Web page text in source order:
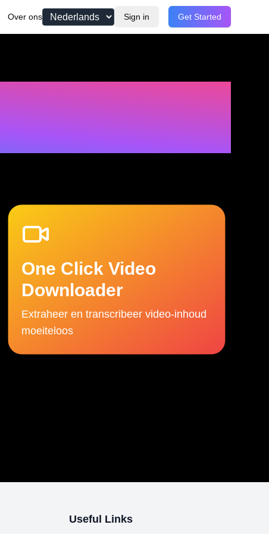
Over ons Sign in Get Started
AI-aangedre
One Click Video
Downloader
Extraheer en transcribeer video-inhoud
moeiteloos
Useful Links